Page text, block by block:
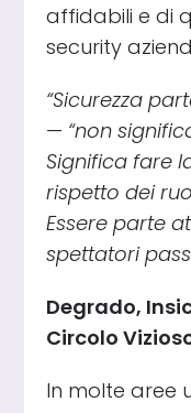
affidabili e di
security
“Sicurezza
— “non
Significa fare
rispetto dei
Essere parte
spettatori
Degrado,
Circolo
In molte aree